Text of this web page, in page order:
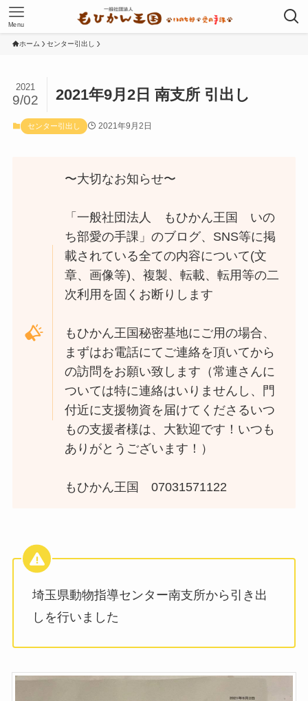
Menu
ホーム センター引出し
2021年9月2日 南支所 引出し
2021
9/02
センター引出し 2021年9月2日
〜大切なお知らせ〜
「一般社団法人 もひかん王国 いの
ち部愛の手課」のブログ、SNS等に掲
載されている全ての内容について(文
章、画像等)、複製、転載、転用等の二
次利用を固くお断りします
もひかん王国秘密基地にご用の場合、
まずはお電話にてご連絡を頂いてから
の訪問をお願い致します（常連さんに
ついては特に連絡はいりませんし、門
付近に支援物資を届けてくださるいつ
もの支援者様は、大歓迎です！いつも
ありがとうございます！）
もひかん王国 07031571122
埼玉県動物指導センター南支所から引き出
しを行いました